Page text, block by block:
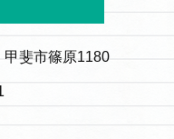
斐市篠原1180